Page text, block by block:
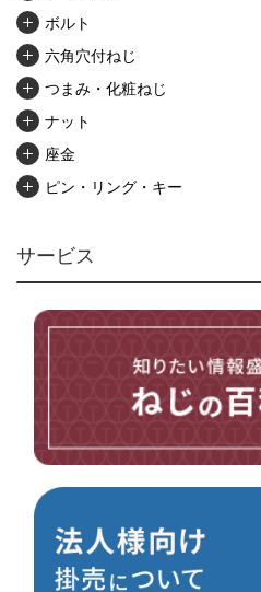
ボルト
六角穴付ねじ
つまみ・化粧ねじ
ナット
座金
ピン・リング・キー
アンカー・プラグ
ユニファイねじ
その他ねじ
電材・設備
切削工具
サービス